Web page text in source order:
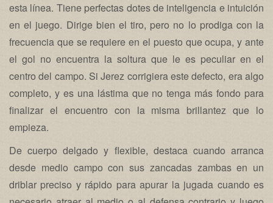
esta línea. Tiene perfectas dotes de inteligencia e intuición
en el juego. Dirige bien el tiro, pero no lo prodiga con la
frecuencia que se requiere en el puesto que ocupa, y ante
el gol no encuentra la soltura que le es peculiar en el
centro del campo. Si Jerez corrigiera este defecto, era algo
completo, y es una lástima que no tenga más fondo para
finalizar el encuentro con la misma brillantez que lo
empieza.
De cuerpo delgado y flexible, destaca cuando arranca
desde medio campo con sus zancadas zambas en un
driblar preciso y rápido para apurar la jugada cuando es